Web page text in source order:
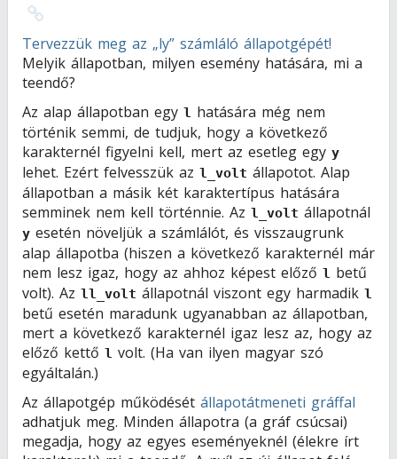
Tervezzük meg az „ly” számláló állapotgépét!
Melyik állapotban, milyen esemény hatására, mi a
teendő?
Az alap állapotban egy l hatására még nem
történik semmi, de tudjuk, hogy a következő
karakternél figyelni kell, mert az esetleg egy y
lehet. Ezért felvesszük az l_volt állapotot. Alap
állapotban a másik két karaktertípus hatására
semminek nem kell történnie. Az l_volt állapotnál
y esetén növeljük a számlálót, és visszaugrunk
alap állapotba (hiszen a következő karakternél már
nem lesz igaz, hogy az ahhoz képest előző l betű
volt). Az ll_volt állapotnál viszont egy harmadik l
betű esetén maradunk ugyanabban az állapotban,
mert a következő karakternél igaz lesz az, hogy az
előző kettő l volt. (Ha van ilyen magyar szó
egyáltalán.)
Az állapotgép működését állapotátmeneti gráffal
adhatjuk meg. Minden állapotra (a gráf csúcsai)
megadja, hogy az egyes eseményeknél (élekre írt